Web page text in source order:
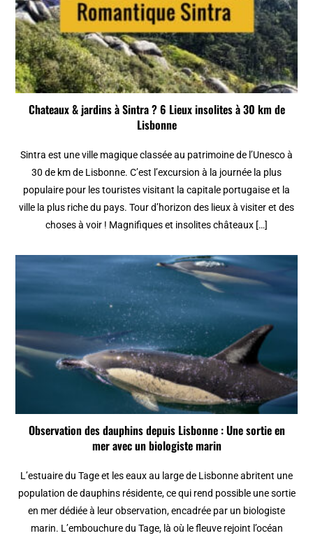
Chateaux & jardins à Sintra ? 6 Lieux insolites à 30 km de
Lisbonne
Sintra est une ville magique classée au patrimoine de l’Unesco à
30 de km de Lisbonne. C’est l’excursion à la journée la plus
populaire pour les touristes visitant la capitale portugaise et la
ville la plus riche du pays. Tour d’horizon des lieux à visiter et des
choses à voir ! Magnifiques et insolites châteaux […]
Observation des dauphins depuis Lisbonne : Une sortie en
mer avec un biologiste marin
L’estuaire du Tage et les eaux au large de Lisbonne abritent une
population de dauphins résidente, ce qui rend possible une sortie
en mer dédiée à leur observation, encadrée par un biologiste
marin. L’embouchure du Tage, là où le fleuve rejoint l’océan